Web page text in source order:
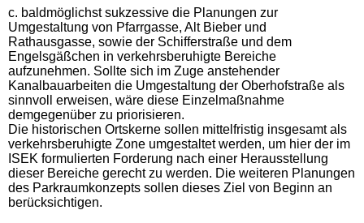
c. baldmöglichst sukzessive die Planungen zur
Umgestaltung von Pfarrgasse, Alt Bieber und
Rathausgasse, sowie der Schifferstraße und dem
Engelsgäßchen in verkehrsberuhigte Bereiche
aufzunehmen. Sollte sich im Zuge anstehender
Kanalbauarbeiten die Umgestaltung der Oberhofstraße als
sinnvoll erweisen, wäre diese Einzelmaßnahme
demgegenüber zu priorisieren.
Die historischen Ortskerne sollen mittelfristig insgesamt als
verkehrsberuhigte Zone umgestaltet werden, um hier der im
ISEK formulierten Forderung nach einer Herausstellung
dieser Bereiche gerecht zu werden. Die weiteren Planungen
des Parkraumkonzepts sollen dieses Ziel von Beginn an
berücksichtigen.